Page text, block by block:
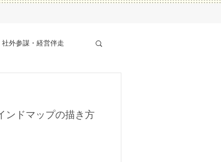
社外参謀・経営伴走
ンドマップの描き方